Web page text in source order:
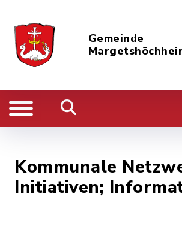
Gemeinde
Kommunale
Initiativen;